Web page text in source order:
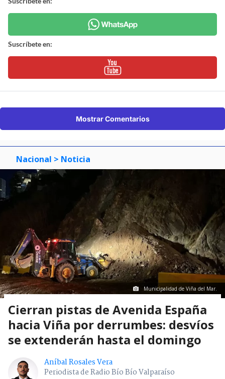
Suscríbete en:
Mostrar Comentarios
Nacional > Noticia
Municipalidad de Viña del Mar.
Cierran pistas de Avenida España
hacia Viña por derrumbes: desvíos
se extenderán hasta el domingo
Aníbal Rosales Vera
Periodista de Radio Bío Bío Valparaíso